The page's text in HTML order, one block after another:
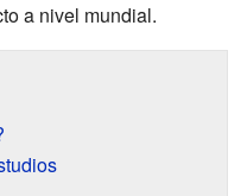
a nivel mundial.